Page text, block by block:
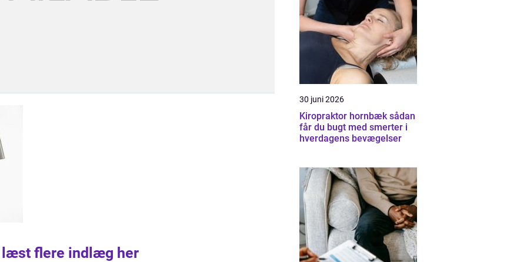
læst flere indlæg her
30 juni 2026
Kiropraktor hornbæk sådan
får du bugt med smerter i
hverdagens bevægelser